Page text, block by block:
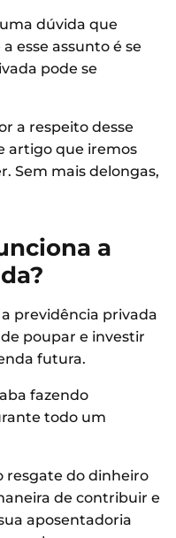
dúvida que
esse assunto é se
pode se
a respeito desse
artigo que iremos
Sem mais delongas,
a
previdência privada
poupar e investir
futura.
fazendo
todo um
resgate do dinheiro
de contribuir e
aposentadoria